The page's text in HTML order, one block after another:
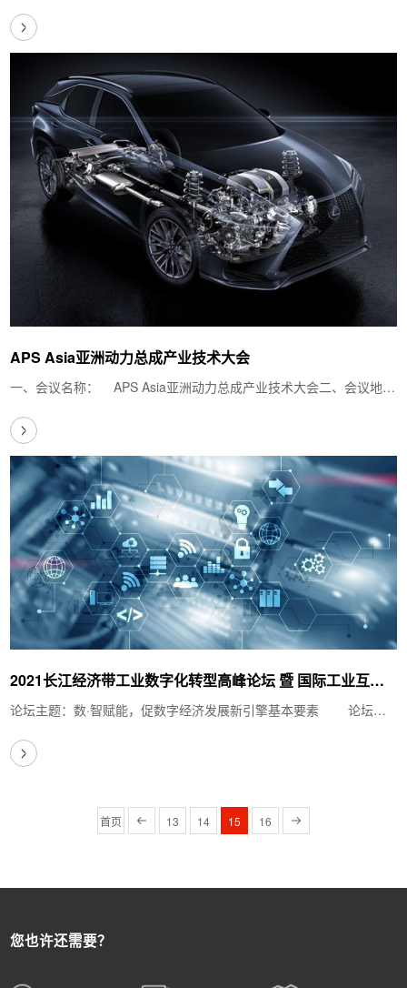
APS Asia亚洲动力总成产业技术大会
一、会议名称： APS Asia亚洲动力总成产业技术大会二、会议地
2021长江经济带工业数字化转型高峰论坛 暨 国际工业互联
网大会西南峰会
论坛主题：数·智赋能，促数字经济发展新引擎基本要素 论坛全
首页 13 14 15 16
您也许还需要？